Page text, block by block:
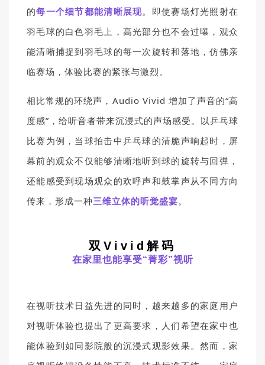
的每一个细节都能清晰展现。即使赛场灯光照射在
羽毛球的白色羽毛上，高光部分也不会过曝，观众
能清晰捕捉到羽毛球的每一次旋转和落地，仿佛亲
临赛场，体验比赛的紧张与激烈。
相比常规的环绕声，Audio Vivid 增加了声音的“高
度感”，给听音者带来沉浸式的声场感受。 以乒乓球
比赛为例，当球拍击中乒乓球的清脆声响起时，屏
幕前的观众不仅能够清晰地听到球的旋转与回弹，
还能感受到现场观众的欢呼声和鼓掌声从不同方向
传来，形成一种三维立体的听觉盛宴。
双Vivid解码
在家里也能享受“菁彩”视听
在视听技术日益先进的同时，越来越多的家庭用户
对视听体验也提出了更高要求，人们希望在家中也
能体验到如同影院般的沉浸式观影效果。然而，家